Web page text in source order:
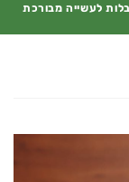
לעשייה מבורכת